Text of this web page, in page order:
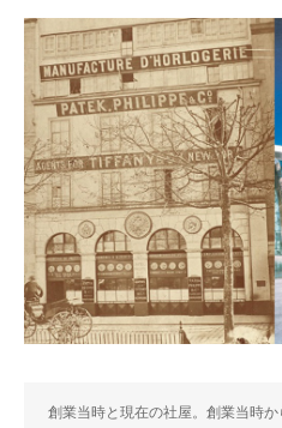
創業当時と現在の社屋。創業当時